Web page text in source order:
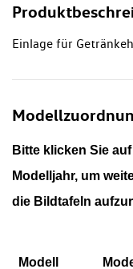
Einlage für
Bitte klicken Sie
Modelljahr, um
die Bildtafeln
Modell